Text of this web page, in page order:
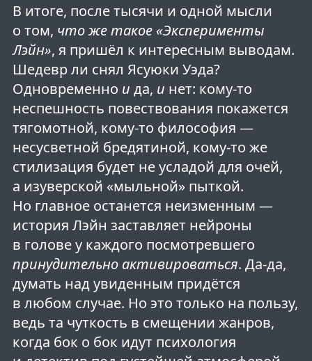
В итоге, после тысячи и одной мысли
о том, что же такое «Эксперименты
Лэйн», я пришёл к интересным выводам.
Шедевр ли снял Ясуюки Уэда?
Одновременно и да, и нет: кому-то
неспешность повествования покажется
тягомотной, кому-то философия —
несусветной бредятиной, кому-то же
стилизация будет не усладой для очей,
а изуверской «мыльной» пыткой.
Но главное останется неизменным —
история Лэйн заставляет нейроны
в голове у каждого посмотревшего
принудительно активироваться. Да-да,
думать над увиденным придётся
в любом случае. Но это только на пользу,
ведь та чуткость в смещении жанров,
когда бок о бок идут психология